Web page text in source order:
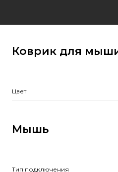
Коврик для
Цвет
Мышь
Тип подключения